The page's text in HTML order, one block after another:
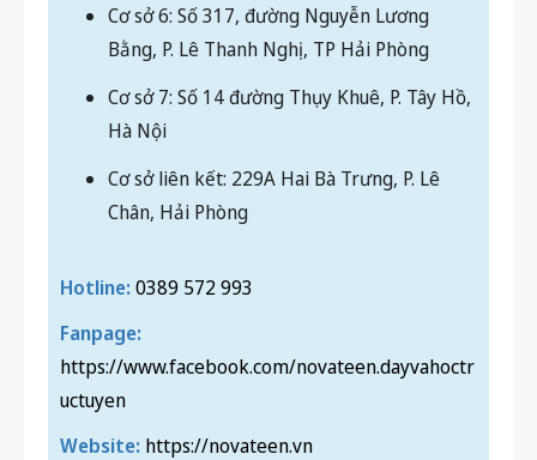
Cơ sở 6: Số 317, đường Nguyễn Lương
Bằng, P. Lê Thanh Nghị, TP Hải Phòng
Cơ sở 7: Số 14 đường Thụy Khuê, P. Tây Hồ,
Hà Nội
Cơ sở liên kết: 229A Hai Bà Trưng, P. Lê
Chân, Hải Phòng
Hotline: 0389 572 993
Fanpage:
https://www.facebook.com/novateen.dayvahoctr
uctuyen
Website: https://novateen.vn